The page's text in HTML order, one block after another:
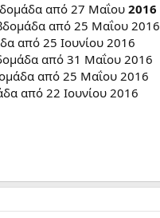
από 27 Μαΐου 2016
από 25 Μαΐου 2016
από 25 Ιουνίου 2016
από 31 Μαΐου 2016
από 25 Μαΐου 2016
από 22 Ιουνίου 2016